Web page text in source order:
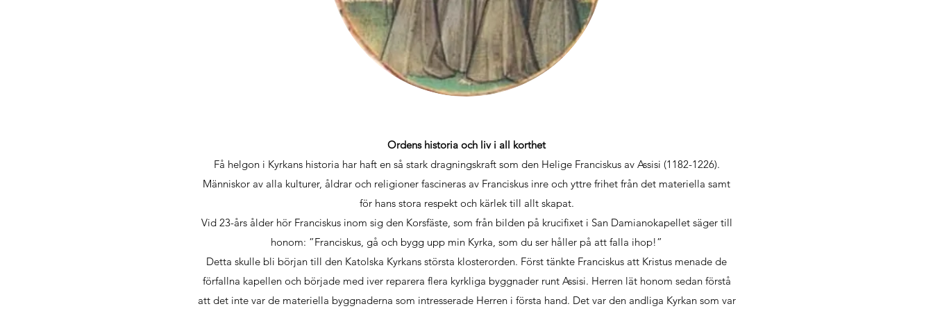
Ordens historia och liv i all korthet
Få helgon i Kyrkans historia har haft en så stark dragningskraft som den Helige Franciskus av Assisi (1182-1226).
Människor av alla kulturer, åldrar och religioner fascineras av Franciskus inre och yttre frihet från det materiella samt
för hans stora respekt och kärlek till allt skapat.
Vid 23-års ålder hör Franciskus inom sig den Korsfäste, som från bilden på krucifixet i San Damianokapellet säger till
honom: ”Franciskus, gå och bygg upp min Kyrka, som du ser håller på att falla ihop!”
Detta skulle bli början till den Katolska Kyrkans största klosterorden. Först tänkte Franciskus att Kristus menade de
förfallna kapellen och började med iver reparera flera kyrkliga byggnader runt Assisi. Herren lät honom sedan förstå
att det inte var de materiella byggnaderna som intresserade Herren i första hand. Det var den andliga Kyrkan som var